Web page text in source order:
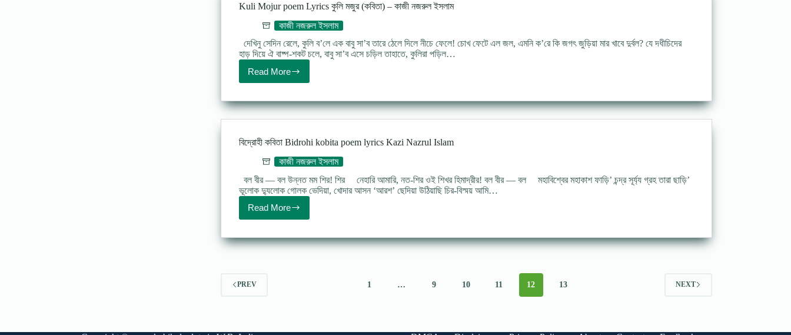
–
কাজী
নজরুল
ইসলাম
Kuli Mojur poem Lyrics কুলি মজুর (কবিতা) – কাজী নজরুল ইসলাম
কাজী নজরুল ইসলাম
দেখিনু সেদিন রেলে, কুলি ব’লে এক বাবু সা’ব তারে ঠেলে দিলে নীচে ফেলে! চোখ ফেটে এল জল, এমনি ক’রে কি জগৎ জুড়িয়া মার খাবে দুর্বল? যে দধীচিদের
হাড় দিয়ে ঐ বাষ্প-শকট চলে, বাবু সা’ব এসে চড়িল তাহাতে, কুলিরা পড়িল…
Read More
Kuli
Mojur
Lyrics
(কবিতা)
–
কাজী
নজরুল
ইসলাম
বিদ্রোহী কবিতা Bidrohi kobita poem lyrics Kazi Nazrul Islam
কাজী নজরুল ইসলাম
বল বীর — বল উন্নত মম শির! শির নেহারি আমারি, নত-শির ওই শিখর হিমাদ্রীর! বল বীর — বল মহাবিশ্বের মহাকাশ ফাড়ি’ চন্দ্র সূর্য্য গ্রহ তারা ছাড়ি’
ভূলোক দ্যুলোক গোলক ভেদিয়া, খোদার আসন ‘আরশ’ ছেদিয়া উঠিয়াছি চির-বিস্ময় আমি…
Read More
বিদ্রোহী
কবিতা
kobita
PREV 1 … 9 10 11 12 13 NEXT